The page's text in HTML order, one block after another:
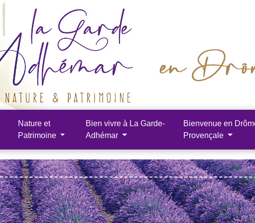
Nature et
Patrimoine
Bien vivre à La Garde-
Adhémar
Bienvenue en
Provençale